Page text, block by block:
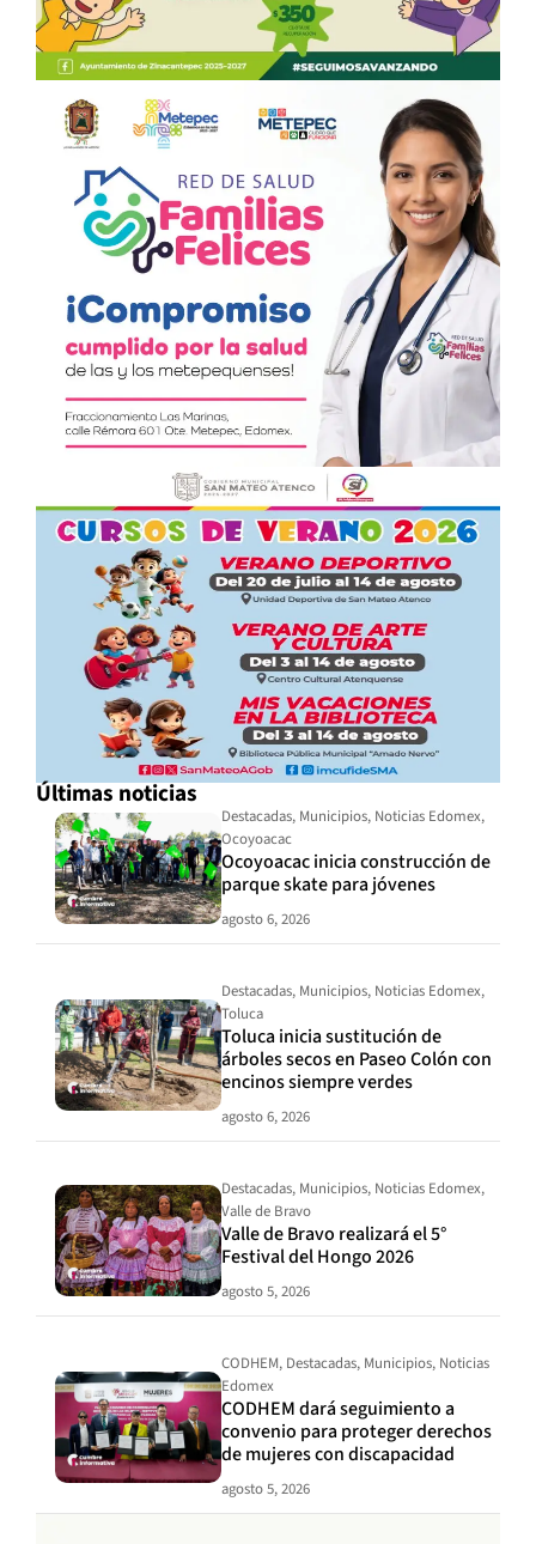
Últimas noticias
Destacadas, Municipios, Noticias Edomex,
Ocoyoacac
Ocoyoacac inicia construcción de
parque skate para jóvenes
agosto 6, 2026
Destacadas, Municipios, Noticias Edomex,
Toluca
Toluca inicia sustitución de
árboles secos en Paseo Colón con
encinos siempre verdes
agosto 6, 2026
Destacadas, Municipios, Noticias Edomex,
Valle de Bravo
Valle de Bravo realizará el 5°
Festival del Hongo 2026
agosto 5, 2026
CODHEM, Destacadas, Municipios, Noticias
Edomex
CODHEM dará seguimiento a
convenio para proteger derechos
de mujeres con discapacidad
agosto 5, 2026